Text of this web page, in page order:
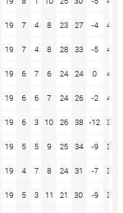
19 7 4 8 23 27 -4 44
19 7 4 8 28 33 -5 44
19 6 7 6 24 24 0 44
19 6 6 7 24 26 -2 42
19 6 3 10 26 38 -12 37
19 5 5 9 25 34 -9 35
19 4 7 8 24 31 -7 33
19 5 3 11 21 30 -9 32